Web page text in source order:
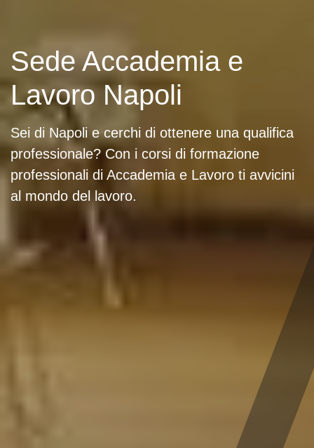
Sede Accademia e
Lavoro Napoli
Sei di Napoli e cerchi di ottenere una qualifica
professionale? Con i corsi di formazione
professionali di Accademia e Lavoro ti avvicini
al mondo del lavoro.